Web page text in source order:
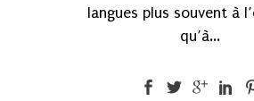
langues plus souvent à
qu’à...